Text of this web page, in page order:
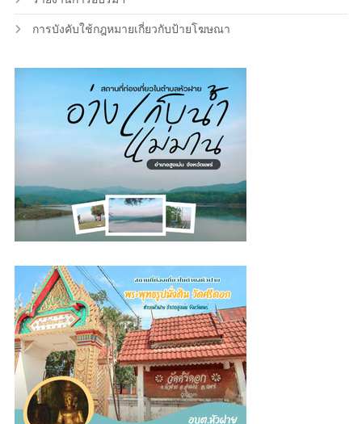
การบังคับใช้กฎหมายเกี่ยวกับป้ายโฆษณา